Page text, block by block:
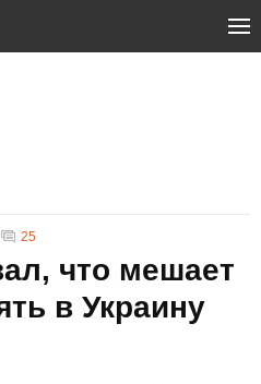
25
что мешает
в Украину